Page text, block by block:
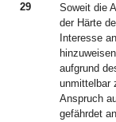
29
Soweit die
der Härte
Interesse
aufgrund
unmittelbar
Anspruch
gefährdet